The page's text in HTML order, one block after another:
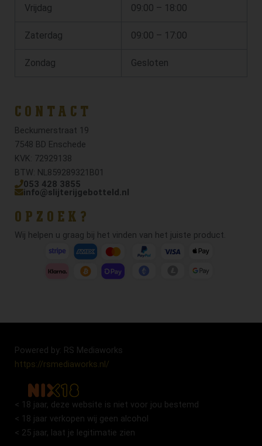
Vrijdag 09:00 – 18:00
Zaterdag 09:00 – 17:00
Zondag Gesloten
CONTACT
Beckumerstraat 19
7548 BD Enschede
KVK: 72929138
BTW: NL859289321B01
053 428 3855
info@slijterijgebotteld.nl
OPZOEK?
Wij helpen u graag bij het vinden van het juiste product.
Powered by: RS Mediaworks
https://rsmediaworks.nl/
< 18 jaar, deze website is niet voor jou bestemd
< 18 jaar verkopen wij geen alcohol
< 25 jaar, laat je legitimatie zien